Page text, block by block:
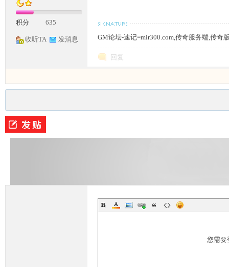
积分 635
收听TA 发消息 GM论坛-速记=mir300.com,传奇服务端,传奇
回复
您需要